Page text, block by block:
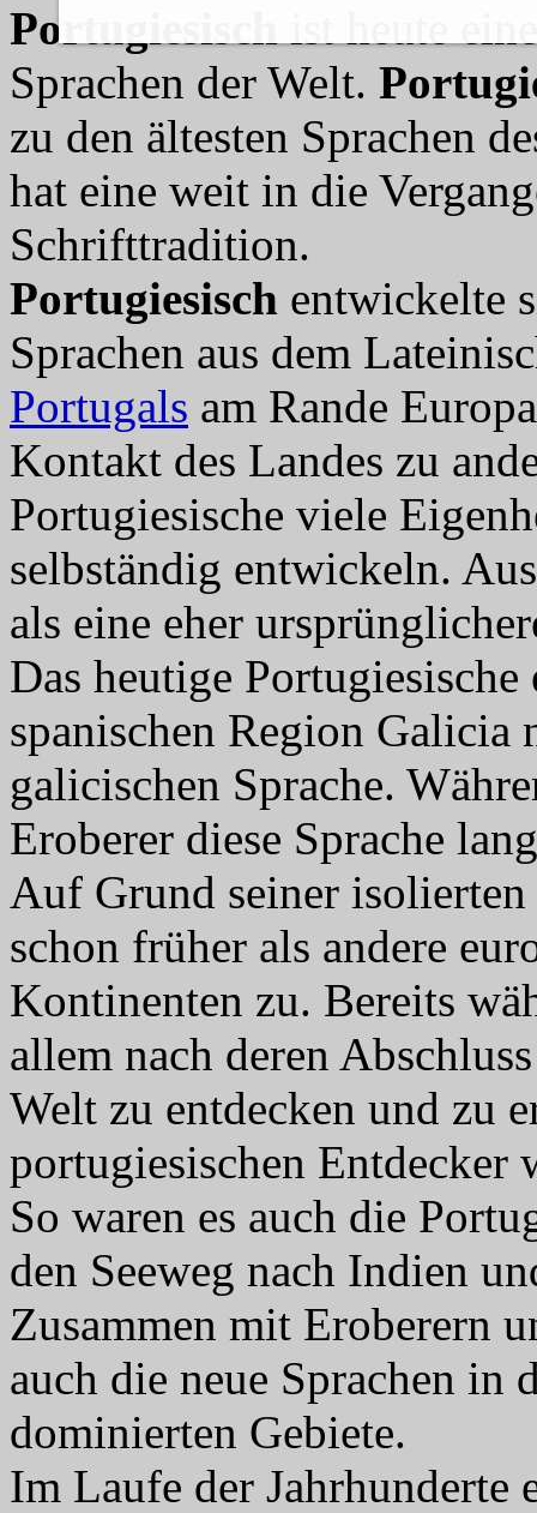
Portugiesisch
Sprachen der Welt.
zu den ältesten Sprachen
hat eine weit in die
Schrifttradition.
Portugiesisch entwickelte
Sprachen aus dem
Portugals am Rande
Kontakt des Landes zu
Portugiesische viele
selbständig entwickeln.
als eine eher
Das heutige
spanischen Region Galicia
galicischen Sprache.
Eroberer diese Sprache
Auf Grund seiner
schon früher als andere
Kontinenten zu. Bereits
allem nach deren
Welt zu entdecken und zu
portugiesischen Entdecker
So waren es auch die
den Seeweg nach Indien
Zusammen mit Eroberern
auch die neue Sprachen in
dominierten Gebiete.
Im Laufe der